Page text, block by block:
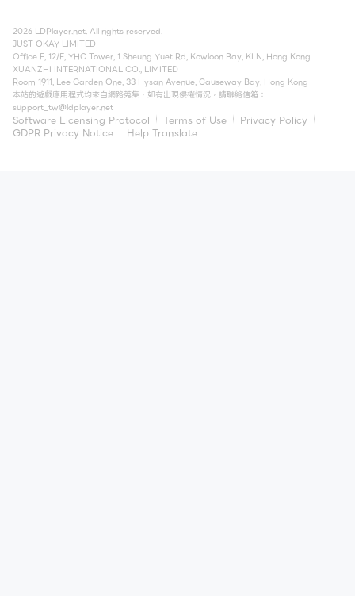
2026 LDPlayer.net. All rights reserved.
JUST OKAY LIMITED
Office F, 12/F, YHC Tower, 1 Sheung Yuet Rd, Kowloon Bay, KLN, Hong Kong
XUANZHI INTERNATIONAL CO., LIMITED
Room 1911, Lee Garden One, 33 Hysan Avenue, Causeway Bay, Hong Kong
本站的遊戲應用程式均來自網路蒐集，如有出現侵權情況，請聯絡信箱：
support_tw@ldplayer.net
Software Licensing Protocol Terms of Use
Privacy Policy
GDPR Privacy Notice
Help Translate